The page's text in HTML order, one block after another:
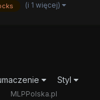
(i 1 więcej)
Styl
MLPPolska.pl